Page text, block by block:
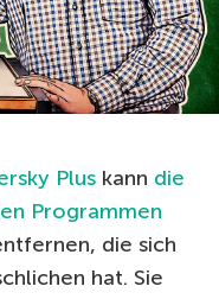
Plus kann die
Programmen
die sich
hat. Sie